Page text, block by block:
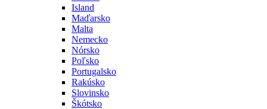
Island
Maďarsko
Malta
Nemecko
Nórsko
Poľsko
Portugalsko
Rakúsko
Slovinsko
Škótsko